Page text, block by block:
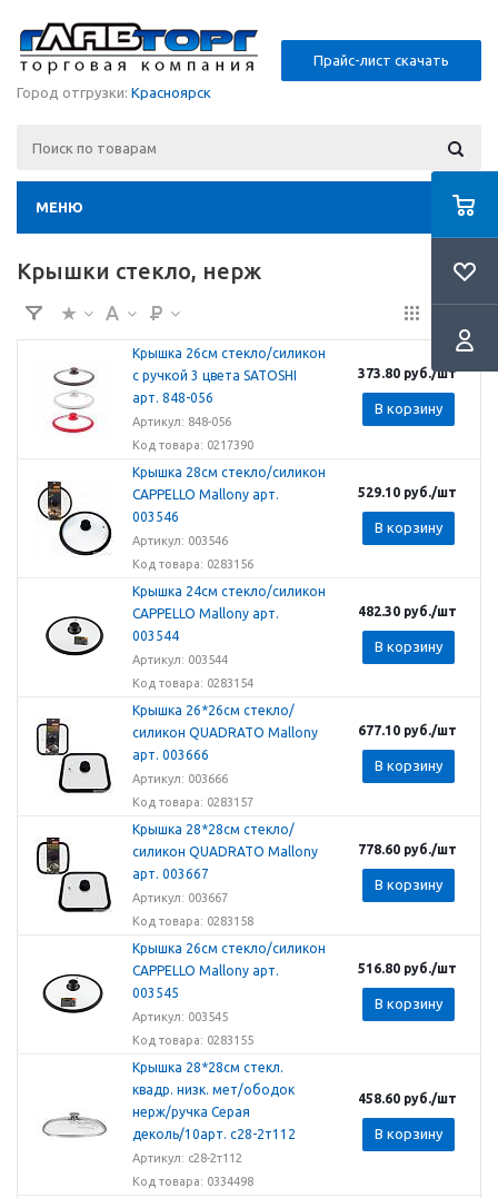
Прайс-лист скачать
Город отгрузки: Красноярск
МЕНЮ
Крышки стекло, нерж
Крышка 26см стекло/силикон
с ручкой 3 цвета SATOSHI
арт. 848-056
Артикул: 848-056
Код товара: 0217390
373.80руб./шт
В корзину
Крышка 28см стекло/силикон
CAPPELLO Mallony арт.
003546
Артикул: 003546
Код товара: 0283156
529.10руб./шт
В корзину
Крышка 24см стекло/силикон
CAPPELLO Mallony арт.
003544
Артикул: 003544
Код товара: 0283154
482.30руб./шт
В корзину
Крышка 26*26см стекло/
силикон QUADRATO Mallony
арт. 003666
Артикул: 003666
Код товара: 0283157
677.10руб./шт
В корзину
Крышка 28*28см стекло/
силикон QUADRATO Mallony
арт. 003667
Артикул: 003667
Код товара: 0283158
778.60руб./шт
В корзину
Крышка 26см стекло/силикон
CAPPELLO Mallony арт.
003545
Артикул: 003545
Код товара: 0283155
516.80руб./шт
В корзину
Крышка 28*28см стекл.
квадр. низк. мет/ободок
нерж/ручка Серая
деколь/10арт. с28-2т112
Артикул: с28-2т112
Код товара: 0334498
458.60руб./шт
В корзину